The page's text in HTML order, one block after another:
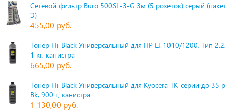
Сетевой фильтр Buro 500SL-3-G 3м (5 розеток) серый
Э)
455,00 руб.
Тонер Hi-Black Универсальный для HP LJ 1010/1200, Тип
1 кг, канистра
665,00 руб.
Тонер Hi-Black Универсальный для Kyocera TK-серии до 35
Bk, 900 г, канистра
1 130,00 руб.